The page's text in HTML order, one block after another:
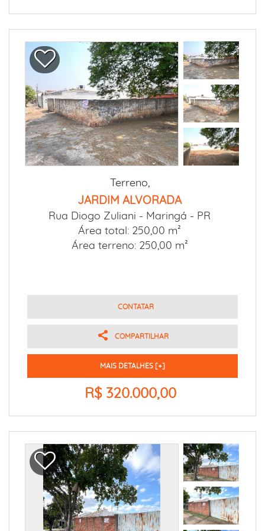
Terreno,
JARDIM ALVORADA
Rua Diogo Zuliani - Maringá - PR
Área total: 250,00 m²
Área terreno: 250,00 m²
CONTATAR
COMPARTILHAR
MAIS DETALHES [+]
R$ 320.000,00